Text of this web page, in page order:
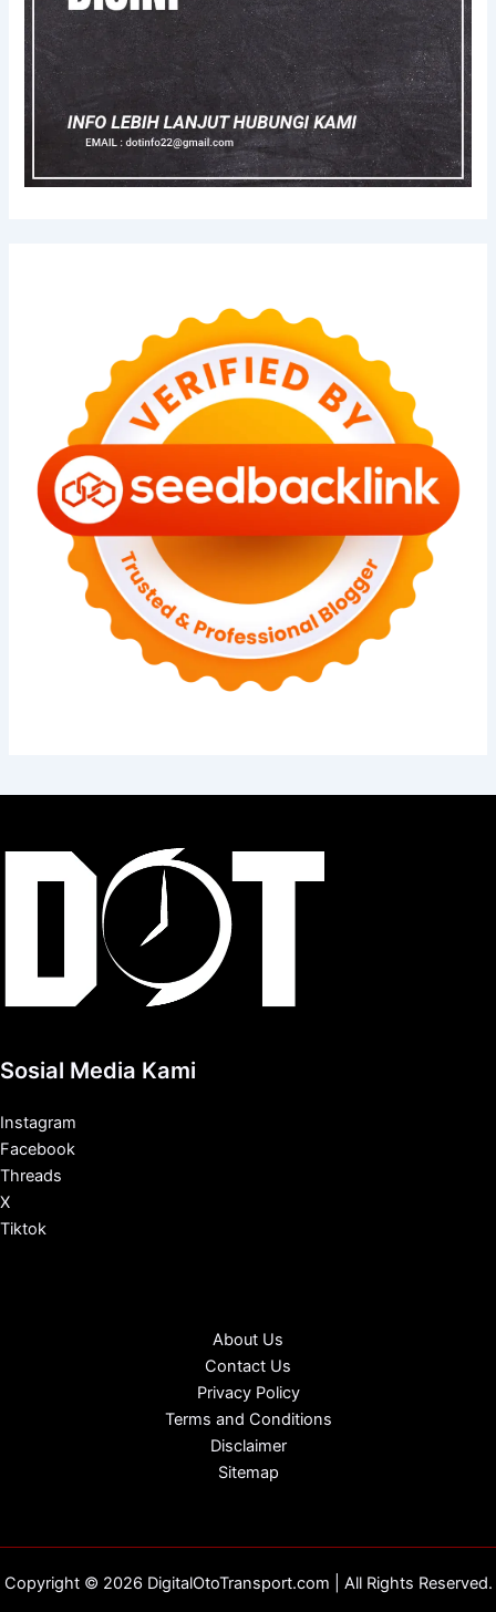
Sosial Media Kami
Instagram
Facebook
Threads
X
Tiktok
About Us
Contact Us
Privacy Policy
Terms and Conditions
Disclaimer
Sitemap
Copyright © 2026 DigitalOtoTransport.com | All Rights Reserved.